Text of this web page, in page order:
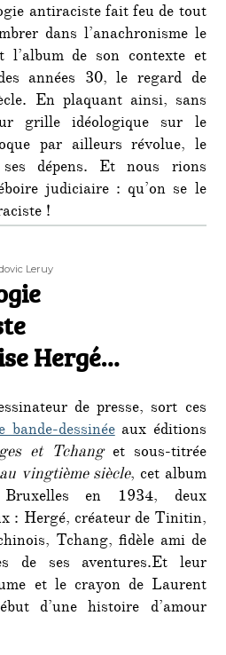
antiraciste fait feu de tout
dans l’anachronisme le
l’album de son contexte et
années 30, le regard de
En plaquant ainsi, sans
grille idéologique sur le
par ailleurs révolue, le
dépens. Et nous rions
judiciaire : qu’on se le
!
Leruy
Hergé…
de presse, sort ces
bande-dessinéeaux éditions
et Tchanget sous-titrée
vingtième siècle, cet album
en 1934, deux
: Hergé, créateur de Tinitin,
Tchang, fidèle ami de
de ses aventures.Et leur
et le crayon de Laurent
d’une histoire d’amour